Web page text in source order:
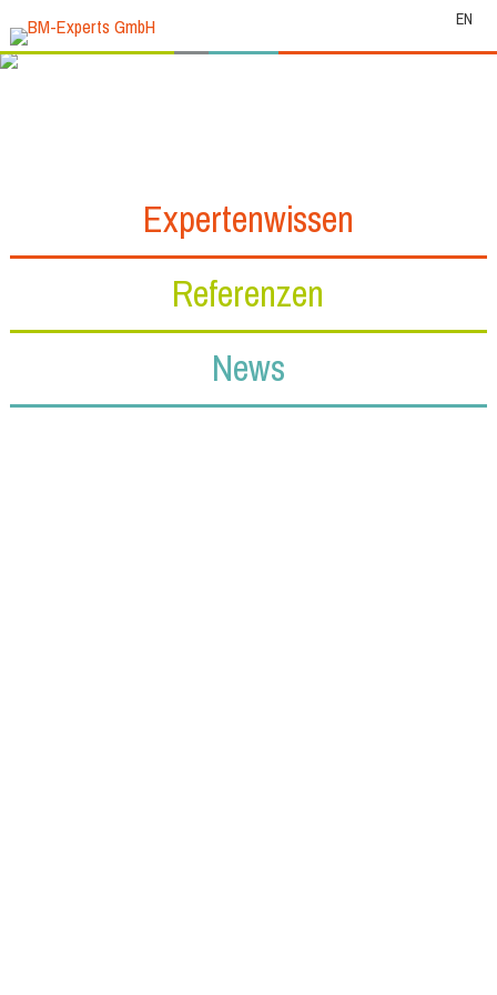
EN
Expertenwissen
Referenzen
News